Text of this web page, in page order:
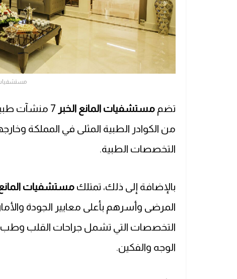
مستشفيات
تضم مستشفيات المانع الخبر
من الكوادر الطبية المثلى في المملكة
التخصصات الطبية.
بالإضافة إلى ذلك، تمتلك مستشفيات المانع
التخصصات التي تشمل جراحات القلب
الوجه والفكين.